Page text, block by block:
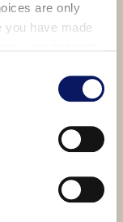
are only
you have made
is processed
ads, to
our traffic.